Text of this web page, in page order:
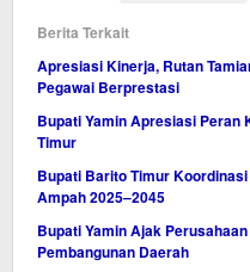
Berita Terkait
Apresiasi Kinerja, Rutan
Pegawai Berprestasi
Bupati Yamin Apresiasi Peran
Timur
Bupati Barito Timur
Ampah 2025–2045
Bupati Yamin Ajak
Pembangunan Daerah